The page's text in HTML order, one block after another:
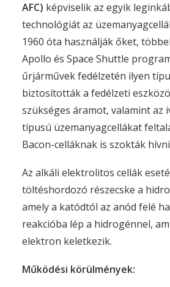
AFC) képviselik az egyik
technológiát az
1960 óta használják őket,
Apollo és Space Shuttle
űrjárművek fedélzetén ilyen
biztosították a fedélzeti
szükséges áramot, valamint az
típusú üzemanyagcellákat
Bacon-celláknak is szokták
Az alkáli elektrolitos cellák
töltéshordozó részecske a
amely a katódtól az anód felé
reakcióba lép a hidrogénnel,
elektron keletkezik.
Működési körülmények: